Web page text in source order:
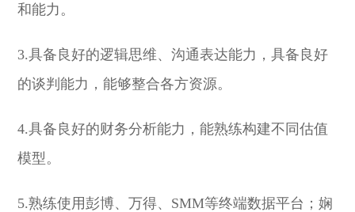
和能力。
3.具备良好的逻辑思维、沟通表达能力，具备良好
的谈判能力，能够整合各方资源。
4.具备良好的财务分析能力，能熟练构建不同估值
模型。
5.熟练使用彭博、万得、SMM等终端数据平台；娴